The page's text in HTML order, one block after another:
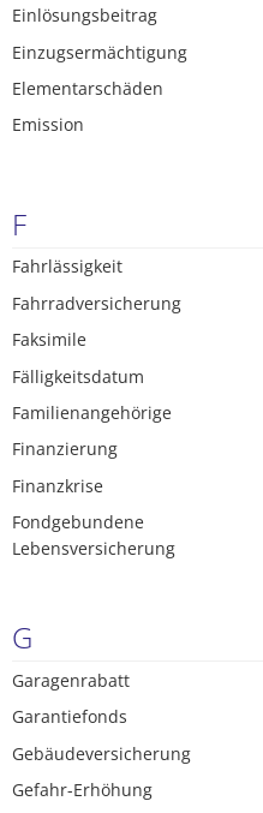
Einlösungsbeitrag
Einzugsermächtigung
Elementarschäden
Emission
F
Fahrlässigkeit
Fahrradversicherung
Faksimile
Fälligkeitsdatum
Familienangehörige
Finanzierung
Finanzkrise
Fondgebundene
Lebensversicherung
G
Garagenrabatt
Garantiefonds
Gebäudeversicherung
Gefahr-Erhöhung